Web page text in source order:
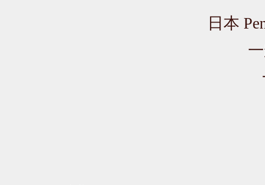
日本